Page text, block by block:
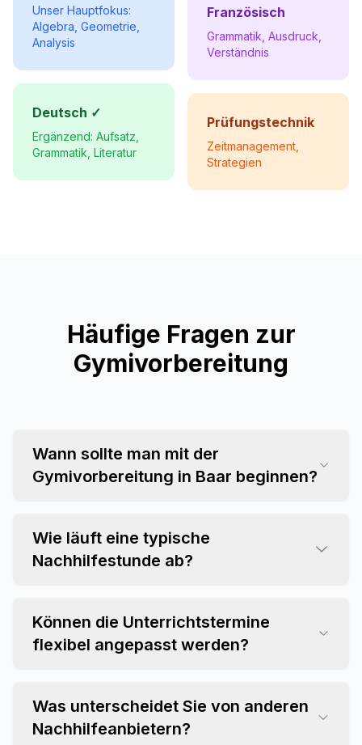
Unser Hauptfokus:
Algebra, Geometrie,
Analysis
Deutsch ✓
Ergänzend: Aufsatz,
Grammatik, Literatur
Französisch
Grammatik, Ausdruck,
Verständnis
Prüfungstechnik
Zeitmanagement,
Strategien
Häufige Fragen zur
Gymivorbereitung
Wann sollte man mit der
Gymivorbereitung in Baar beginnen?
Wie läuft eine typische
Nachhilfestunde ab?
Können die Unterrichtstermine
flexibel angepasst werden?
Was unterscheidet Sie von anderen
Nachhilfeanbietern?